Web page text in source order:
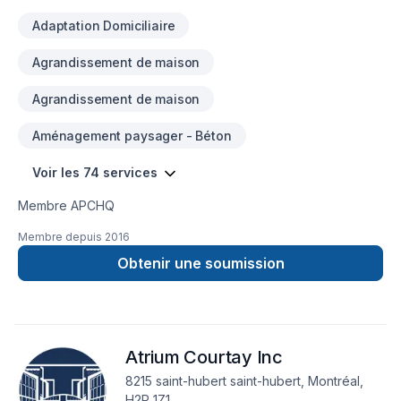
Adaptation Domiciliaire
Agrandissement de maison
Agrandissement de maison
Aménagement paysager - Béton
Voir les 74 services
Membre APCHQ
Membre depuis 2016
Obtenir une soumission
Atrium Courtay Inc
8215 saint-hubert saint-hubert, Montréal,